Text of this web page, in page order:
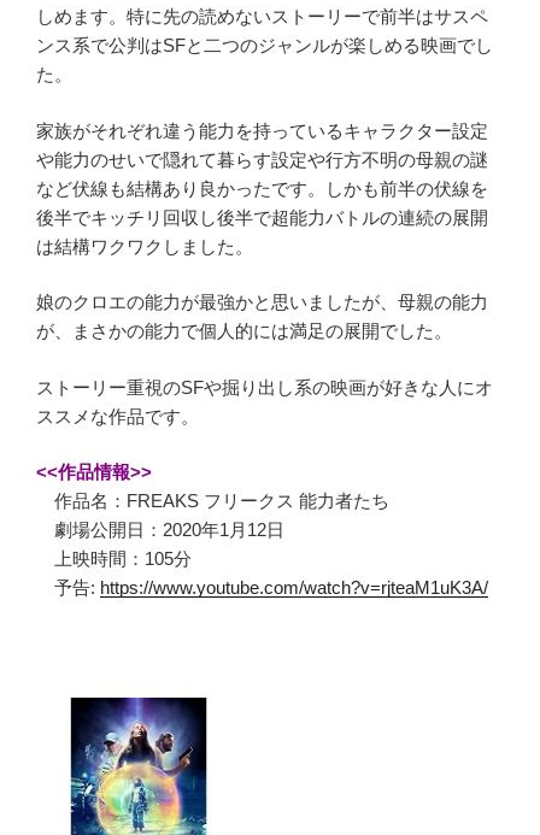
しめます。特に先の読めないストーリーで前半はサスペ
ンス系で公判はSFと二つのジャンルが楽しめる映画でし
た。
家族がそれぞれ違う能力を持っているキャラクター設定
や能力のせいで隠れて暮らす設定や行方不明の母親の謎
など伏線も結構あり良かったです。しかも前半の伏線を
後半でキッチリ回収し後半で超能力バトルの連続の展開
は結構ワクワクしました。
娘のクロエの能力が最強かと思いましたが、母親の能力
が、まさかの能力で個人的には満足の展開でした。
ストーリー重視のSFや掘り出し系の映画が好きな人にオ
ススメな作品です。
<<作品情報>>
作品名：FREAKS フリークス 能力者たち
劇場公開日：2020年1月12日
上映時間：105分
予告: https://www.youtube.com/watch?v=rjteaM1uK3A/